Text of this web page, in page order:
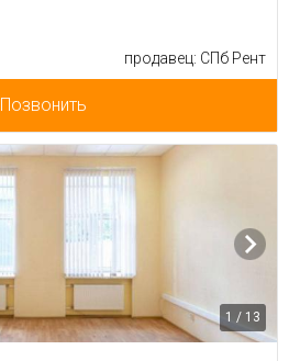
продавец: СПб Рент
Позвонить
1 / 13